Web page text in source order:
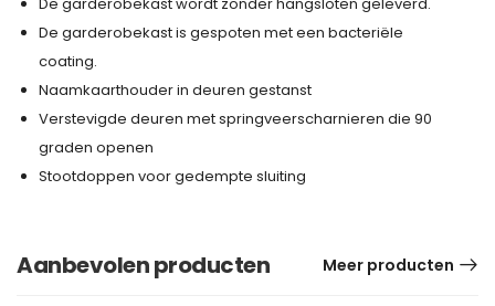
De garderobekast is gespoten met een bacteriële
coating.
Naamkaarthouder in deuren gestanst
Verstevigde deuren met springveerscharnieren die 90
graden openen
Stootdoppen voor gedempte sluiting
Aanbevolen producten Meer producten